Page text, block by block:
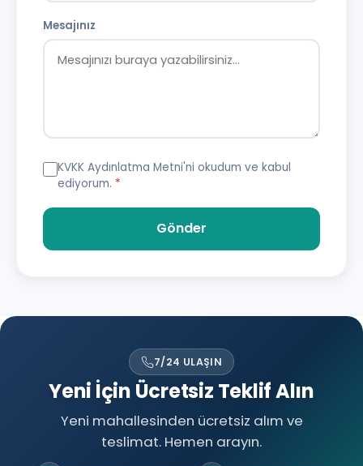
Mesajınız
KVKK Aydınlatma Metni'ni okudum ve kabul
ediyorum. *
Gönder
7/24 ULAŞIN
Yeni İçin Ücretsiz Teklif Alın
Yeni mahallesinden ücretsiz alım ve
teslimat. Hemen arayın.